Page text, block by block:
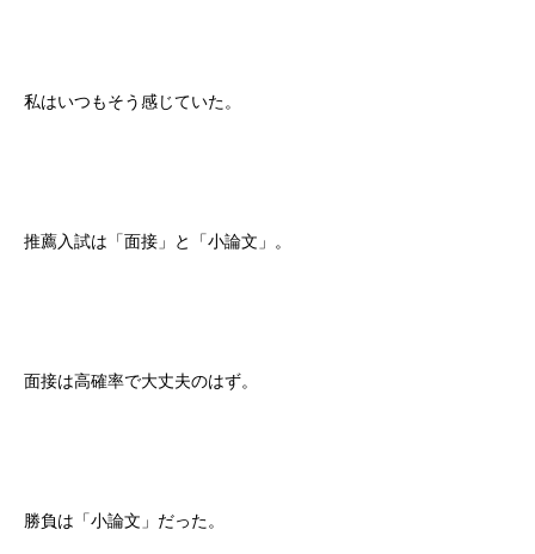
私はいつもそう感じていた。
推薦入試は「面接」と「小論文」。
面接は高確率で大丈夫のはず。
勝負は「小論文」だった。